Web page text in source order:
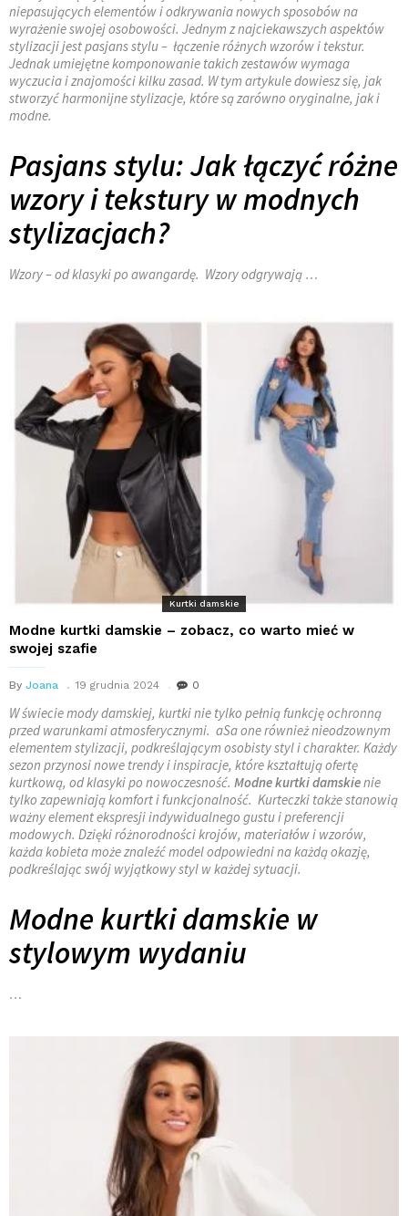
niepasujących elementów i odkrywania nowych sposobów na
wyrażenie swojej osobowości. Jednym z najciekawszych aspektów
stylizacji jest pasjans stylu – łączenie różnych wzorów i tekstur.
Jednak umiejętne komponowanie takich zestawów wymaga
wyczucia i znajomości kilku zasad. W tym artykule dowiesz się, jak
stworzyć harmonijne stylizacje, które są zarówno oryginalne, jak i
modne.
Pasjans stylu: Jak łączyć różne
wzory i tekstury w modnych
stylizacjach?
Wzory – od klasyki po awangardę. Wzory odgrywają …
Kurtki damskie
Modne kurtki damskie – zobacz, co warto mieć w
swojej szafie
By Joana 19 grudnia 2024 0
W świecie mody damskiej, kurtki nie tylko pełnią funkcję ochronną
przed warunkami atmosferycznymi. aSa one również nieodzownym
elementem stylizacji, podkreślającym osobisty styl i charakter. Każdy
sezon przynosi nowe trendy i inspiracje, które kształtują ofertę
kurtkową, od klasyki po nowoczesność. Modne kurtki damskienie
tylko zapewniają komfort i funkcjonalność. Kurteczki także stanowią
ważny element ekspresji indywidualnego gustu i preferencji
modowych. Dzięki różnorodności krojów, materiałów i wzorów,
każda kobieta może znaleźć model odpowiedni na każdą okazję,
podkreślając swój wyjątkowy styl w każdej sytuacji.
Modne kurtki damskie w
stylowym wydaniu
…